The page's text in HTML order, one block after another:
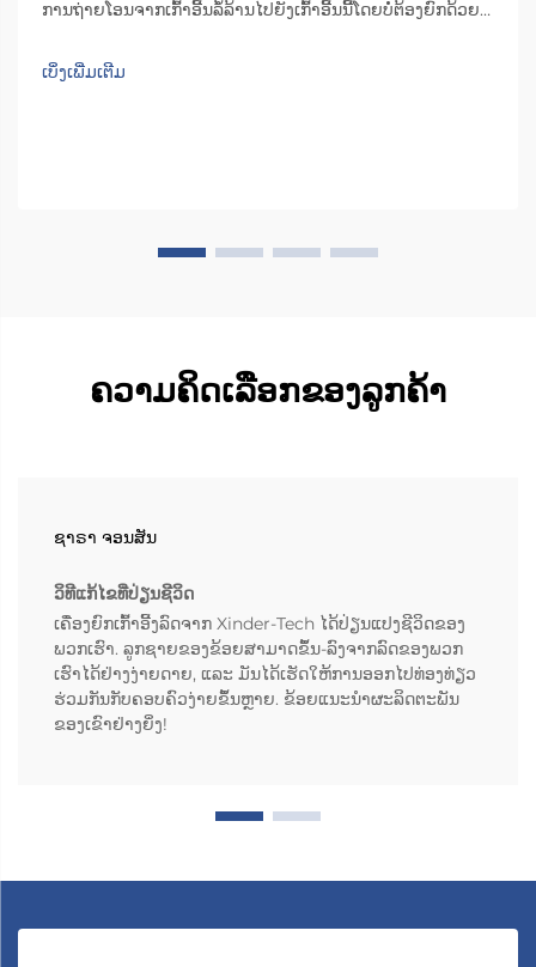
ການຖ່າຍໂອນຈາກເກົ້າອີ້ນລໍ້ລ້ານໄປຍັງເກົ້າອີ້ນນີ້ໂດຍບໍ່ຕ້ອງຍົກດ້ວຍ
ຍານພາຫະນະສຳລັບຜູ້ທີ່ໃຊ້ເກົ້າອີ້ນລໍ້ລ້ານ. ເຫຼົ່ານີ້...
ເບິ່ງເພີ່ມເຕີມ
ຄວາມຄິດເລືອກຂອງລູກຄ້າ
ຊາຣາ ຈອນສັນ
ວິທີແກ້ໄຂທີ່ປ່ຽນຊີວິດ
ເຄື່ອງຍົກເກົ້າອີ້ງລົດຈາກ Xinder-Tech ໄດ້ປ່ຽນແປງຊີວິດຂອງ
ພວກເຮົາ. ລູກຊາຍຂອງຂ້ອຍສາມາດຂຶ້ນ-ລົງຈາກລົດຂອງພວກ
ເຮົາໄດ້ຢ່າງງ່າຍດາຍ, ແລະ ມັນໄດ້ເຮັດໃຫ້ການອອກໄປທ່ອງທ່ຽວ
ຮ່ວມກັນກັບຄອບຄົວງ່າຍຂຶ້ນຫຼາຍ. ຂ້ອຍແນະນຳຜະລິດຕະພັນ
ຂອງເຂົາຢ່າງຍິ່ງ!